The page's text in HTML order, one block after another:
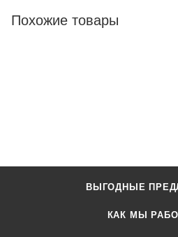
Похожие товары
ВЫГОДНЫЕ
КАК МЫ